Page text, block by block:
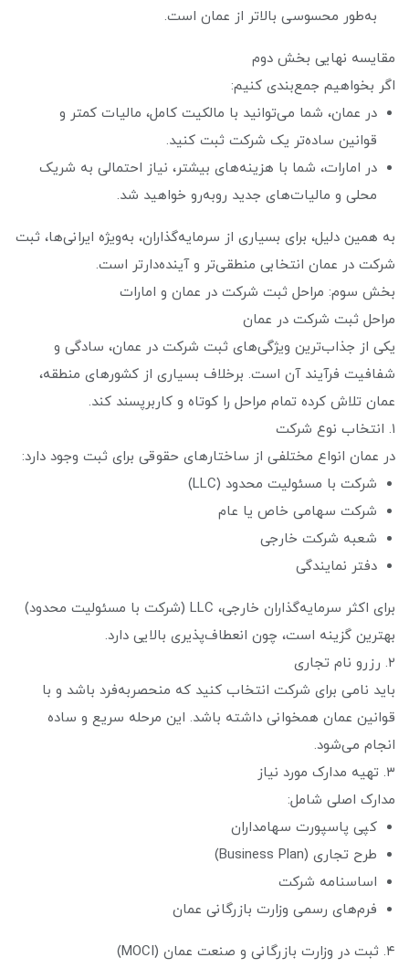
به‌طور محسوسی بالاتر از عمان است.
مقایسه نهایی بخش دوم
اگر بخواهیم جمع‌بندی کنیم:
در عمان، شما می‌توانید با مالکیت کامل، مالیات کمتر و
قوانین ساده‌تر یک شرکت ثبت کنید.
در امارات، شما با هزینه‌های بیشتر، نیاز احتمالی به شریک
محلی و مالیات‌های جدید روبه‌رو خواهید شد.
به همین دلیل، برای بسیاری از سرمایه‌گذاران، به‌ویژه ایرانی‌ها، ثبت
شرکت در عمان انتخابی منطقی‌تر و آینده‌دارتر است.
بخش سوم: مراحل ثبت شرکت در عمان و امارات
مراحل ثبت شرکت در عمان
یکی از جذاب‌ترین ویژگی‌های ثبت شرکت در عمان، سادگی و
شفافیت فرآیند آن است. برخلاف بسیاری از کشورهای منطقه،
عمان تلاش کرده تمام مراحل را کوتاه و کاربرپسند کند.
۱. انتخاب نوع شرکت
در عمان انواع مختلفی از ساختارهای حقوقی برای ثبت وجود دارد:
شرکت با مسئولیت محدود (LLC)
شرکت سهامی خاص یا عام
شعبه شرکت خارجی
دفتر نمایندگی
برای اکثر سرمایه‌گذاران خارجی، LLC (شرکت با مسئولیت محدود)
بهترین گزینه است، چون انعطاف‌پذیری بالایی دارد.
۲. رزرو نام تجاری
باید نامی برای شرکت انتخاب کنید که منحصربه‌فرد باشد و با
قوانین عمان همخوانی داشته باشد. این مرحله سریع و ساده
انجام می‌شود.
۳. تهیه مدارک مورد نیاز
مدارک اصلی شامل:
کپی پاسپورت سهامداران
طرح تجاری (Business Plan)
اساسنامه شرکت
فرم‌های رسمی وزارت بازرگانی عمان
۴. ثبت در وزارت بازرگانی و صنعت عمان (MOCI)